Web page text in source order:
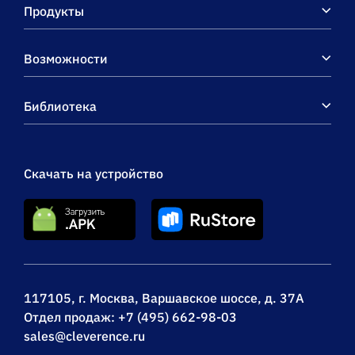
беспроводной обмен,
есть ОНЛАЙН
117105, г. Москва, Варшавское шоссе, д. 37А
Отдел продаж: +7 (495) 662-98-03
sales@cleverence.ru
Скачать на устройство
Продукты
Возможности
Библиотека